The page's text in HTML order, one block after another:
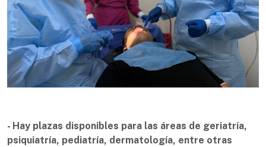
- Hay plazas disponibles para las áreas de geriatría,
psiquiatría, pediatría, dermatología, entre otras